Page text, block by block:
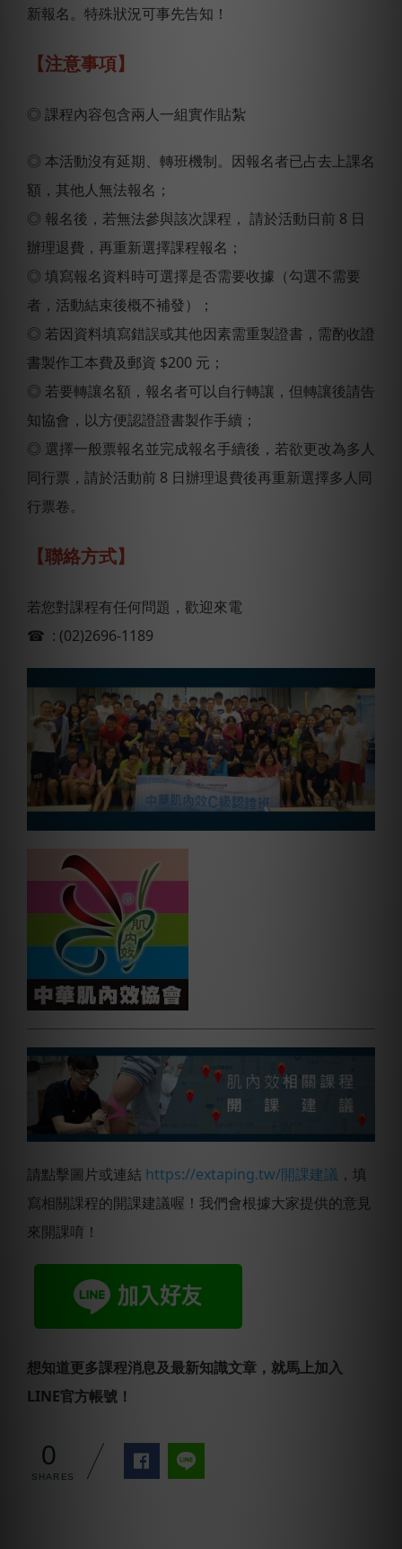
新報名。特殊狀況可事先告知！
【注意事項】
◎ 課程內容包含兩人一組實作貼紮
◎ 本活動沒有延期、轉班機制。因報名者已占去上課名
額，其他人無法報名；
◎ 報名後，若無法參與該次課程， 請於活動日前 8 日
辦理退費，再重新選擇課程報名；
◎ 填寫報名資料時可選擇是否需要收據（勾選不需要
者，活動結束後概不補發）；
◎ 若因資料填寫錯誤或其他因素需重製證書，需酌收證
書製作工本費及郵資 $200 元；
◎ 若要轉讓名額，報名者可以自行轉讓，但轉讓後請告
知協會，以方便認證證書製作手續；
◎ 選擇一般票報名並完成報名手續後，若欲更改為多人
同行票，請於活動前 8 日辦理退費後再重新選擇多人同
行票卷。
【聯絡方式】
若您對課程有任何問題，歡迎來電
☎ : (02)2696-1189
請點擊圖片或連結 https://extaping.tw/開課建議 ，填
寫相關課程的開課建議喔！我們會根據大家提供的意見
來開課唷！
想知道更多課程消息及最新知識文章，就馬上加入
LINE官方帳號！
0